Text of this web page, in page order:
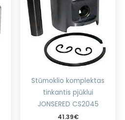
Stūmoklio komplektas
tinkantis pjūklui
JONSERED CS2045
41.39€